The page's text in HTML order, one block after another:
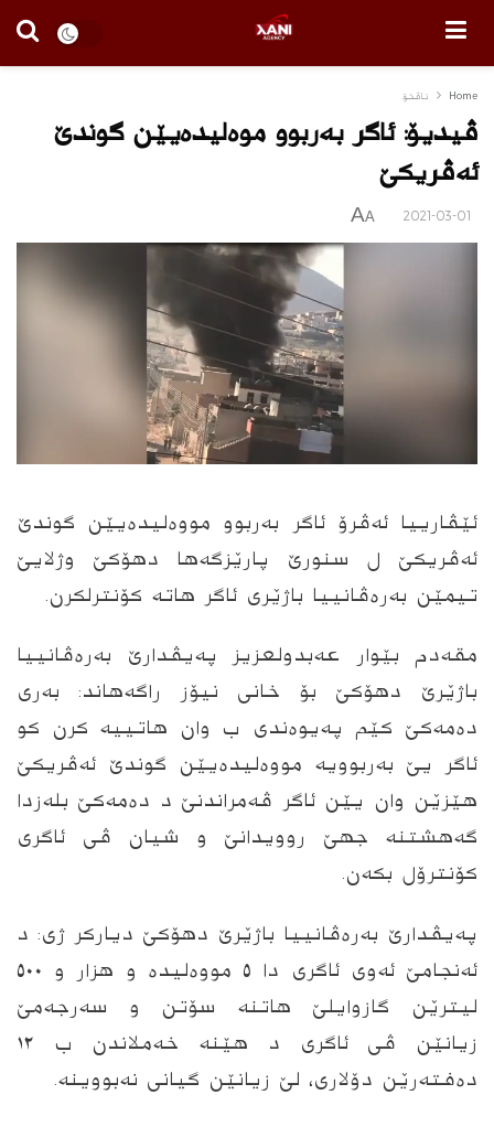
Home ناڤخۆ
ڤیدیۆ: ئاگر به‌ربوو موه‌لیده‌یێن گوندێ
ئه‌ڤریكێ
2021-03-01
A
A
ئێڤارییا ئەڤرۆ ئاگر بەربوو مووەلیدەیێن گوندێ
ئەڤریکێ ل سنورێ پارێزگەھا دھۆکێ وژلایێ
تیمێن بەرەڤانییا باژێری ئاگر ھاتە کۆنترلکرن.
مقەدم بێوار عەبدولعزیز پەیڤدارێ بەرەڤانییا
باژێرێ دھۆکێ بۆ خانی نیۆز راگەھاند: بەری
دەمەکێ کێم پەیوەندی ب وان ھاتییە کرن کو
ئاگر یێ بەربوویە مووەلیدەیێن گوندێ ئەڤریکێ
ھێزێن وان یێن ئاگر ڤەمراندنێ د دەمەکێ بلەزدا
گەھشتنە جھێ روویدانێ و شیان ڤی ئاگری
کۆنترۆل بکەن.
پەیڤدارێ بەرەڤانییا باژێرێ دھۆکێ دیارکر ژی: د
ئەنجامێ ئەوی ئاگری دا ٥ مووەلیدە و ھزار و ٥۰۰
لیترێن گازوایلێ ھاتنە سۆتن و سەرجەمێ
زیانێن ڤی ئاگری د ھێنە خەملاندن ب ۱۲
دەفتەرێن دۆلاری، لێ زیانێن گیانی نەبووینە.
Xani News